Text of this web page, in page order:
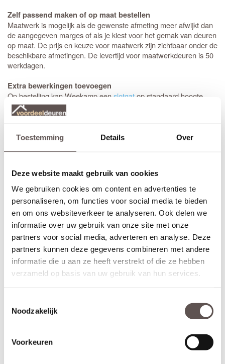
Toestemming Details Over
Deze website maakt gebruik van cookies
We gebruiken cookies om content en advertenties te
personaliseren, om functies voor social media te bieden
en om ons websiteverkeer te analyseren. Ook delen we
informatie over uw gebruik van onze site met onze
partners voor social media, adverteren en analyse. Deze
partners kunnen deze gegevens combineren met andere
informatie die u aan ze heeft verstrekt of die ze hebben
verzameld op basis van uw gebruik van hun services.
Noodzakelijk
Voorkeuren
Zelf passend maken of op maat bestellen
Maatwerk is mogelijk als de gewenste afmeting meer afwijkt dan
de aangegeven marges of als je kiest voor het gemak van deuren
op maat. De prijs en keuze voor maatwerk zijn zichtbaar onder de
beschikbare afmetingen. De levertijd voor maatwerkdeuren is 50
werkdagen.
Extra bewerkingen toevoegen
Op bestelling kan Weekamp eenslotgatop standaard hoogte,
een 3-puntsluiting of een valdorpel in de deur frezen. De hoogte
van een slotgat of 3-puntsluiting wordt op een standaard hoogte
aangebracht. De deurkruk zit altijd op een hoogte van 105 cm
gemeten vanaf de onderzijde van de deur. Let op! De
* Sleutelbediende 3-puntsluiting(voordeur)
Geschikt voor buitendeuren waarbij aan de buitenzijde van een
deur een
deurknop
wordt gemonteerd en aan de binnenzijde een
deurkruk. Sleutelbediende sloten worden meestal geplaatst op
een voordeur . De infrezing in de deur wordt beschermd met
grondverf en de 3-puntsluiting gemonteerd.
* Krukbediende 3-puntsluiting(achterdeur)
Geschikt voor buitendeuren waarbij aan de buitenzijde en
binnenzijde een deurkrukwordt gemonteerd. Krukbediende
sloten worden meestal geplaatst op een achterdeurof
balkondeur. De infrezing in de deur wordt beschermd met
Montage van voordeuren
schroeven zowel in de deur als op het kozijn worden gemonteerd.
Voordeuren worden met minimaal 3
kogellagerscharnierenaan